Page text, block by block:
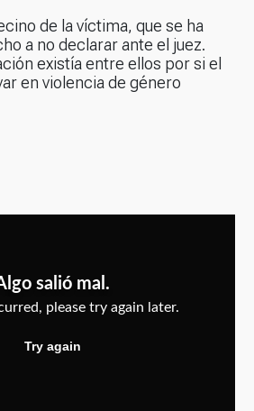
de la víctima, que se ha
a no declarar ante el juez.
existía entre ellos por si el
en violencia de género